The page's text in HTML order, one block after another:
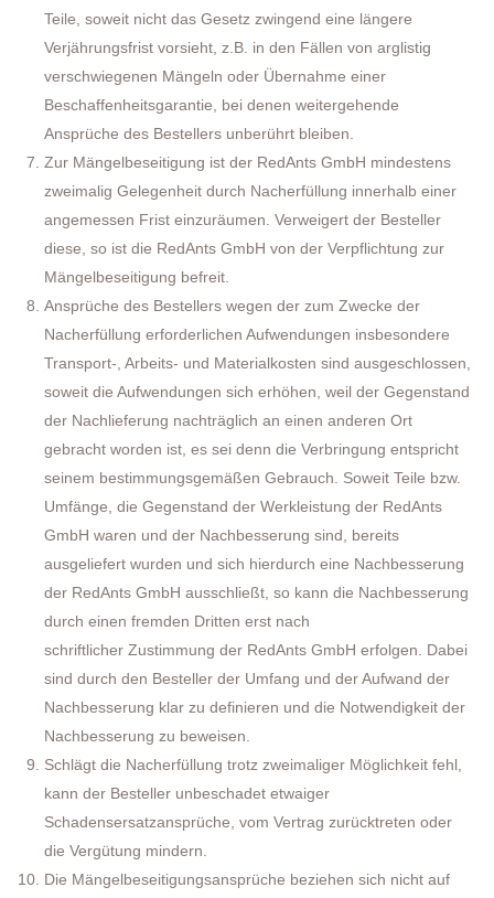
Teile, soweit nicht das Gesetz zwingend eine längere
Verjährungsfrist vorsieht, z.B. in den Fällen von arglistig
verschwiegenen Mängeln oder Übernahme einer
Beschaffenheitsgarantie, bei denen weitergehende
Ansprüche des Bestellers unberührt bleiben.
Zur Mängelbeseitigung ist der RedAnts GmbH mindestens
zweimalig Gelegenheit durch Nacherfüllung innerhalb einer
angemessen Frist einzuräumen. Verweigert der Besteller
diese, so ist die RedAnts GmbH von der Verpflichtung zur
Mängelbeseitigung befreit.
Ansprüche des Bestellers wegen der zum Zwecke der
Nacherfüllung erforderlichen Aufwendungen insbesondere
Transport-, Arbeits- und Materialkosten sind ausgeschlossen,
soweit die Aufwendungen sich erhöhen, weil der Gegenstand
der Nachlieferung nachträglich an einen anderen Ort
gebracht worden ist, es sei denn die Verbringung entspricht
seinem bestimmungsgemäßen Gebrauch. Soweit Teile bzw.
Umfänge, die Gegenstand der Werkleistung der RedAnts
GmbH waren und der Nachbesserung sind, bereits
ausgeliefert wurden und sich hierdurch eine Nachbesserung
der RedAnts GmbH ausschließt, so kann die Nachbesserung
durch einen fremden Dritten erst nach
schriftlicher Zustimmung der RedAnts GmbH erfolgen. Dabei
sind durch den Besteller der Umfang und der Aufwand der
Nachbesserung klar zu definieren und die Notwendigkeit der
Nachbesserung zu beweisen.
Schlägt die Nacherfüllung trotz zweimaliger Möglichkeit fehl,
kann der Besteller unbeschadet etwaiger
Schadensersatzansprüche, vom Vertrag zurücktreten oder
die Vergütung mindern.
Die Mängelbeseitigungsansprüche beziehen sich nicht auf